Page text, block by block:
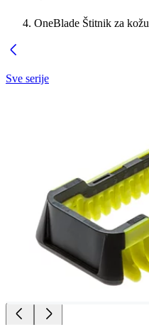
OneBlade Štitnik za kožu
Sve serije